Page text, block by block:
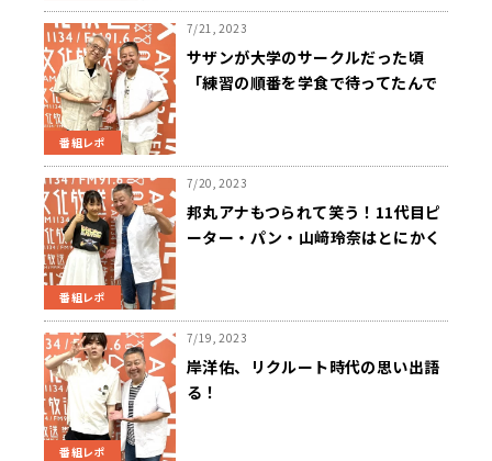
番組レポ
7/21, 2023
サザンが大学のサークルだった頃
「練習の順番を学食で待ってたんで
番組レポ
7/20, 2023
邦丸アナもつられて笑う！11代目ピ
ーター・パン・山﨑玲奈はとにかく
番組レポ
7/19, 2023
岸洋佑、リクルート時代の思い出語
る！